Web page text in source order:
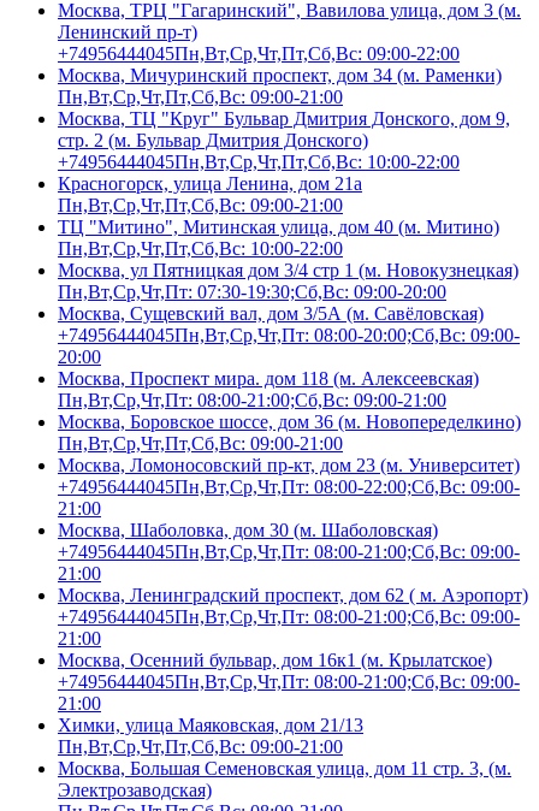
Москва, ТРЦ "Гагаринский", Вавилова улица, дом 3 (м.
Ленинский пр-т)
+74956444045Пн,Вт,Ср,Чт,Пт,Сб,Вс: 09:00-22:00
Москва, Мичуринский проспект, дом 34 (м. Раменки)
Пн,Вт,Ср,Чт,Пт,Сб,Вс: 09:00-21:00
Москва, ТЦ "Круг" Бульвар Дмитрия Донского, дом 9,
стр. 2 (м. Бульвар Дмитрия Донского)
+74956444045Пн,Вт,Ср,Чт,Пт,Сб,Вс: 10:00-22:00
Красногорск, улица Ленина, дом 21а
Пн,Вт,Ср,Чт,Пт,Сб,Вс: 09:00-21:00
ТЦ "Митино", Митинская улица, дом 40 (м. Митино)
Пн,Вт,Ср,Чт,Пт,Сб,Вс: 10:00-22:00
Москва, ул Пятницкая дом 3/4 стр 1 (м. Новокузнецкая)
Пн,Вт,Ср,Чт,Пт: 07:30-19:30;Сб,Вс: 09:00-20:00
Москва, Сущевский вал, дом 3/5А (м. Савёловская)
+74956444045Пн,Вт,Ср,Чт,Пт: 08:00-20:00;Сб,Вс: 09:00-
20:00
Москва, Проспект мира. дом 118 (м. Алексеевская)
Пн,Вт,Ср,Чт,Пт: 08:00-21:00;Сб,Вс: 09:00-21:00
Москва, Боровское шоссе, дом 36 (м. Новопеределкино)
Пн,Вт,Ср,Чт,Пт,Сб,Вс: 09:00-21:00
Москва, Ломоносовский пр-кт, дом 23 (м. Университет)
+74956444045Пн,Вт,Ср,Чт,Пт: 08:00-22:00;Сб,Вс: 09:00-
21:00
Москва, Шаболовка, дом 30 (м. Шаболовская)
+74956444045Пн,Вт,Ср,Чт,Пт: 08:00-21:00;Сб,Вс: 09:00-
21:00
Москва, Ленинградский проспект, дом 62 ( м. Аэропорт)
+74956444045Пн,Вт,Ср,Чт,Пт: 08:00-21:00;Сб,Вс: 09:00-
21:00
Москва, Осенний бульвар, дом 16к1 (м. Крылатское)
+74956444045Пн,Вт,Ср,Чт,Пт: 08:00-21:00;Сб,Вс: 09:00-
21:00
Химки, улица Маяковская, дом 21/13
Пн,Вт,Ср,Чт,Пт,Сб,Вс: 09:00-21:00
Москва, Большая Семеновская улица, дом 11 стр. 3, (м.
Электрозаводская)